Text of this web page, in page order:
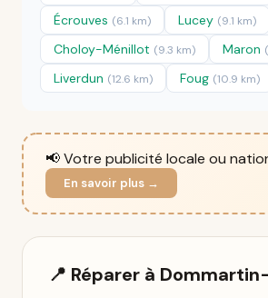
Écrouves (6.1 km) Lucey (9.1 km)
Choloy-Ménillot (9.3 km) Maron
Liverdun (12.6 km) Foug (10.9 km)
📢 Votre publicité locale ou
En savoir plus →
📍 Réparer à